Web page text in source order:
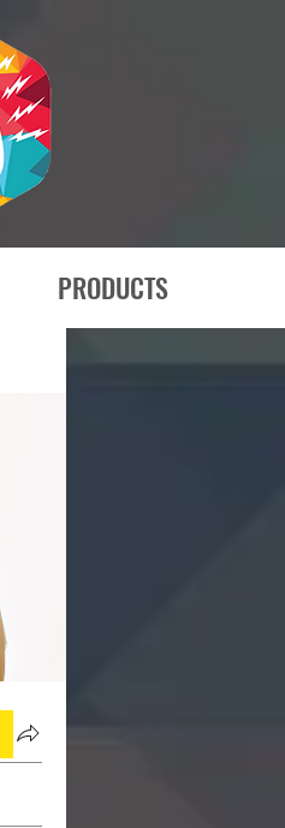
PRODUCTS